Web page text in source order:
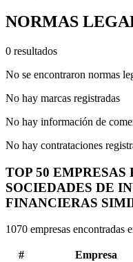
NORMAS
0 resultados
No se encontraron normas
No hay marcas registradas
No hay información de
No hay contrataciones
TOP 50 EMPRESAS
SOCIEDADES DE
FINANCIERAS
1070 empresas encontradas
# Empresa